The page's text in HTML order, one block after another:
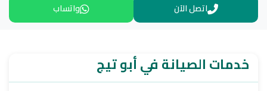
اتصل الآن واتساب
خدمات الصيانة في أبو تيج